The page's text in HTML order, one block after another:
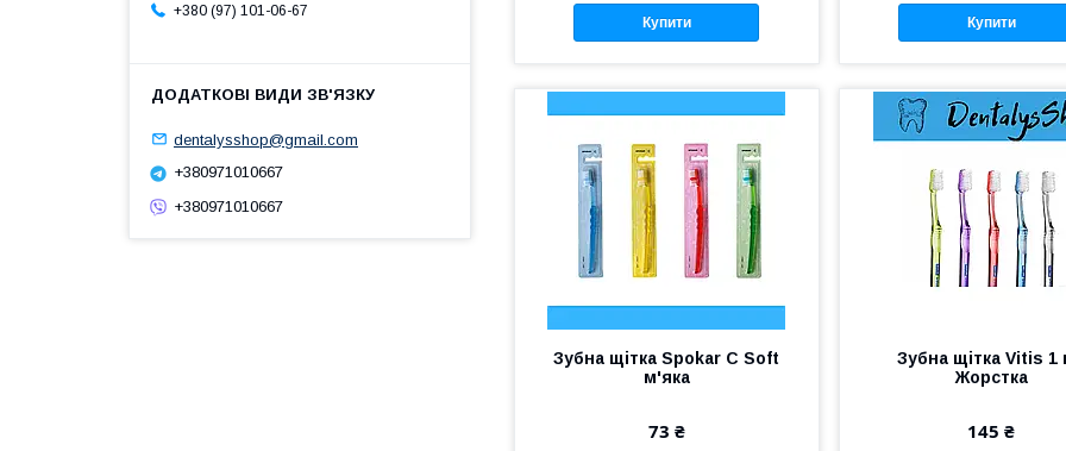
Купити Купити
Зубна щітка Spokar C Soft
м'яка
73 ₴
Зубна щітка Vitis 1
Жорстка
145 ₴
+380 (97) 101-06-67
dentalysshop@gmail.com
+380971010667
+380971010667